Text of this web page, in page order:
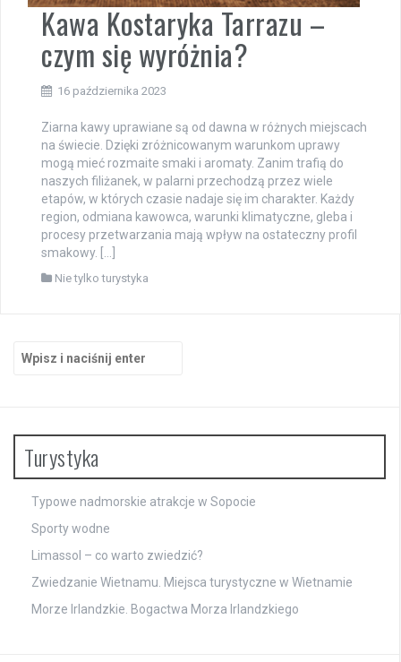
Kawa Kostaryka Tarrazu –
czym się wyróżnia?
16 października 2023
Ziarna kawy uprawiane są od dawna w różnych miejscach
na świecie. Dzięki zróżnicowanym warunkom uprawy
mogą mieć rozmaite smaki i aromaty. Zanim trafią do
naszych filiżanek, w palarni przechodzą przez wiele
etapów, w których czasie nadaje się im charakter. Każdy
region, odmiana kawowca, warunki klimatyczne, gleba i
procesy przetwarzania mają wpływ na ostateczny profil
smakowy. […]
Nie tylko turystyka
Turystyka
Typowe nadmorskie atrakcje w Sopocie
Sporty wodne
Limassol – co warto zwiedzić?
Zwiedzanie Wietnamu. Miejsca turystyczne w Wietnamie
Morze Irlandzkie. Bogactwa Morza Irlandzkiego